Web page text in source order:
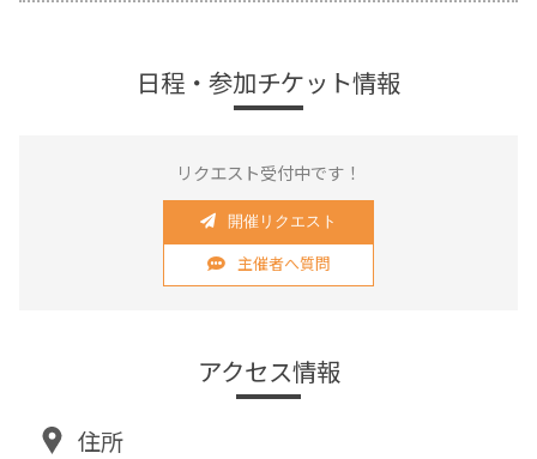
日程・参加チケット情報
リクエスト受付中です！
開催リクエスト
主催者へ質問
アクセス情報
住所